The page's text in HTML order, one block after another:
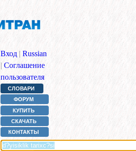
Вход | Russian
| Соглашение
пользователя
СЛОВАРИ
ФОРУМ
КУПИТЬ
СКАЧАТЬ
КОНТАКТЫ